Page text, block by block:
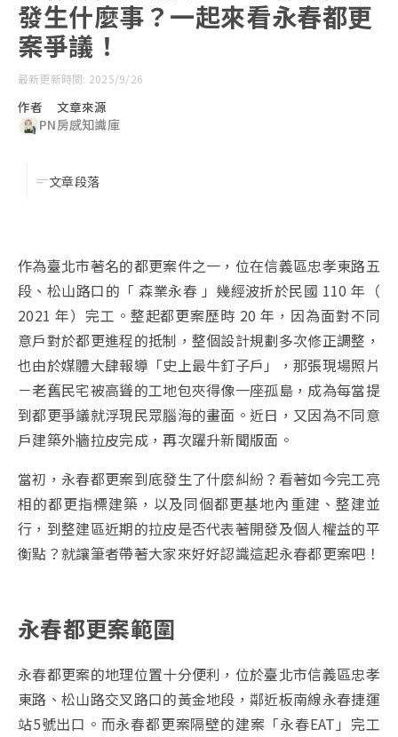
發生什麼事？一起來看永春都更
案爭議！
最新更新時間: 2025/9/26
作者
PN
文章來源
房感知識庫
文章段落
作為臺北市著名的都更案件之一，位在信義區忠孝東路五
段、松山路口的「 森業永春 」幾經波折於民國 110 年（
2021 年）完工。整起都更案歷時 20 年，因為面對不同
意戶對於都更進程的抵制，整個設計規劃多次修正調整，
也由於媒體大肆報導「史上最牛釘子戶」，那張現場照片
－老舊民宅被高聳的工地包夾得像一座孤島，成為每當提
到都更爭議就浮現民眾腦海的畫面。近日，又因為不同意
戶建築外牆拉皮完成，再次躍升新聞版面。
當初，永春都更案到底發生了什麼糾紛？看著如今完工亮
相的都更指標建築，以及同個都更基地內重建、整建並
行，到整建區近期的拉皮是否代表著開發及個人權益的平
衡點？就讓筆者帶著大家來好好認識這起永春都更案吧！
永春都更案範圍
永春都更案的地理位置十分便利，位於臺北市信義區忠孝
東路、松山路交叉路口的黃金地段，鄰近板南線永春捷運
站5號出口。而永春都更案隔壁的建案「永春EAT」完工